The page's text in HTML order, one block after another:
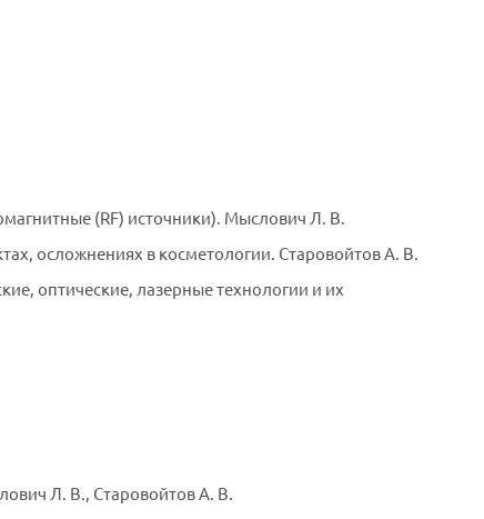
(RF) источники). Мыслович Л. В.
осложнениях в косметологии. Старовойтов А. В.
оптические, лазерные технологии и их
Л. В., Старовойтов А. В.